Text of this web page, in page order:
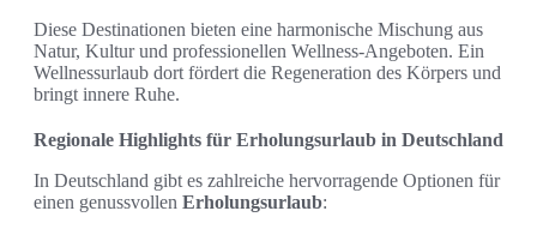
Diese Destinationen bieten eine harmonische Mischung aus
Natur, Kultur und professionellen Wellness-Angeboten. Ein
Wellnessurlaub dort fördert die Regeneration des Körpers und
bringt innere Ruhe.
Regionale Highlights für Erholungsurlaub in Deutschland
In Deutschland gibt es zahlreiche hervorragende Optionen für
einen genussvollen Erholungsurlaub: